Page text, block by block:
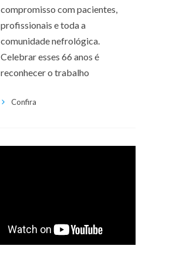
compromisso com pacientes,
profissionais e toda a
comunidade nefrológica.
Celebrar esses 66 anos é
reconhecer o trabalho
Confira